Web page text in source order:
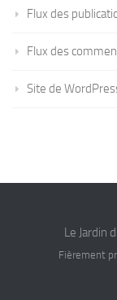
Flux des
Flux des
Site de
Le Jardin
Fièrement